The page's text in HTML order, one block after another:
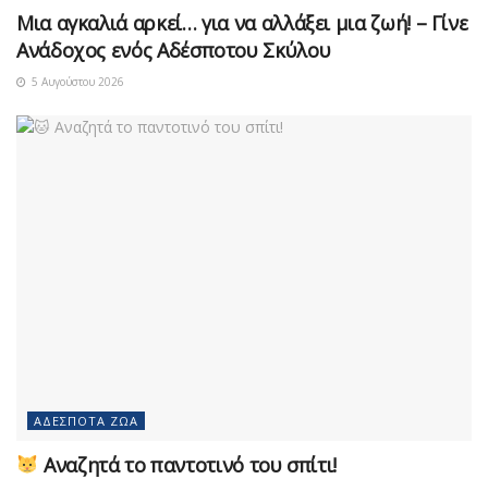
Μια αγκαλιά αρκεί… για να αλλάξει μια ζωή! – Γίνε
Ανάδοχος ενός Αδέσποτου Σκύλου
5 Αυγούστου 2026
ΑΔΈΣΠΟΤΑ ΖΏΑ
Αναζητά το παντοτινό του σπίτι!